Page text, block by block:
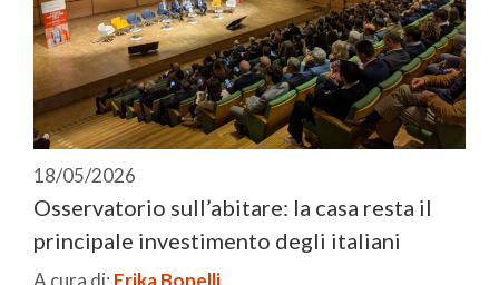
18/05/2026
Osservatorio sull’abitare: la casa resta il
principale investimento degli italiani
A cura di: Erika Bonelli